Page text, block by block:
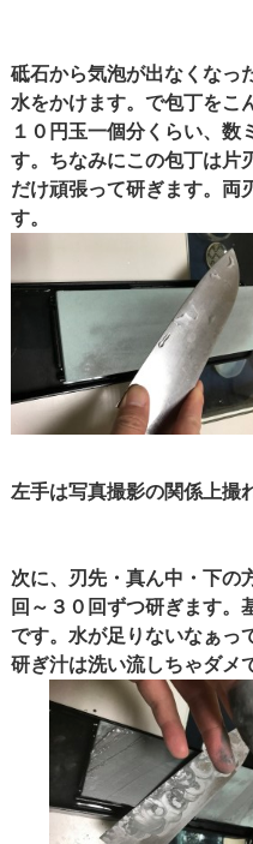
砥石から気泡が出なくなっ
水をかけます。で包丁をこ
１０円玉一個分くらい、数
す。ちなみにこの包丁は片
だけ頑張って研ぎます。両
す。
左手は写真撮影の関係上撮
次に、刃先・真ん中・下の
回～３０回ずつ研ぎます。
です。水が足りないなぁっ
研ぎ汁は洗い流しちゃダメ